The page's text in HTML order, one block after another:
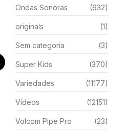
Ondas Sonoras (632)
originals (1)
Sem categoria (3)
Super Kids (370)
Variedades (11177)
Vídeos (12151)
Volcom Pipe Pro (23)